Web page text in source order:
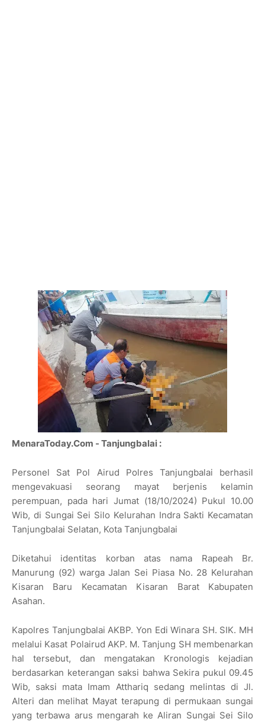
MenaraToday.Com - Tanjungbalai :
Personel Sat Pol Airud Polres Tanjungbalai berhasil
mengevakuasi seorang mayat berjenis kelamin
perempuan, pada hari Jumat (18/10/2024) Pukul 10.00
Wib, di Sungai Sei Silo Kelurahan Indra Sakti Kecamatan
Tanjungbalai Selatan, Kota Tanjungbalai
Diketahui identitas korban atas nama Rapeah Br.
Manurung (92) warga Jalan Sei Piasa No. 28 Kelurahan
Kisaran Baru Kecamatan Kisaran Barat Kabupaten
Asahan.
Kapolres Tanjungbalai AKBP. Yon Edi Winara SH. SIK. MH
melalui Kasat Polairud AKP. M. Tanjung SH membenarkan
hal tersebut, dan mengatakan Kronologis kejadian
berdasarkan keterangan saksi bahwa Sekira pukul 09.45
Wib, saksi mata Imam Atthariq sedang melintas di Jl.
Alteri dan melihat Mayat terapung di permukaan sungai
yang terbawa arus mengarah ke Aliran Sungai Sei Silo